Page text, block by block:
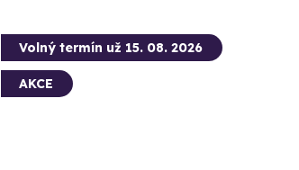
Volný termín už 15. 08. 2026
AKCE